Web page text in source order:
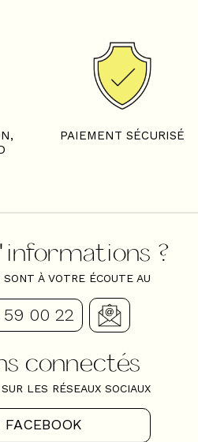
PAIEMENT SÉCURISÉ
?
SONT À VOTRE ÉCOUTE AU
00 22
connectés
LES RÉSEAUX SOCIAUX
FACEBOOK